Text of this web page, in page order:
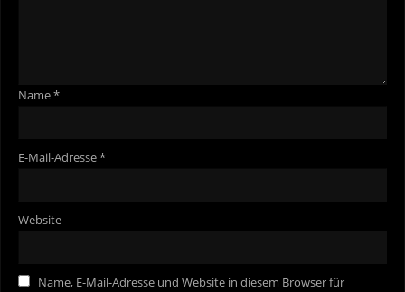
Name*
E-Mail-Adresse*
Website
Name, E-Mail-Adresse und Website in diesem Browser für